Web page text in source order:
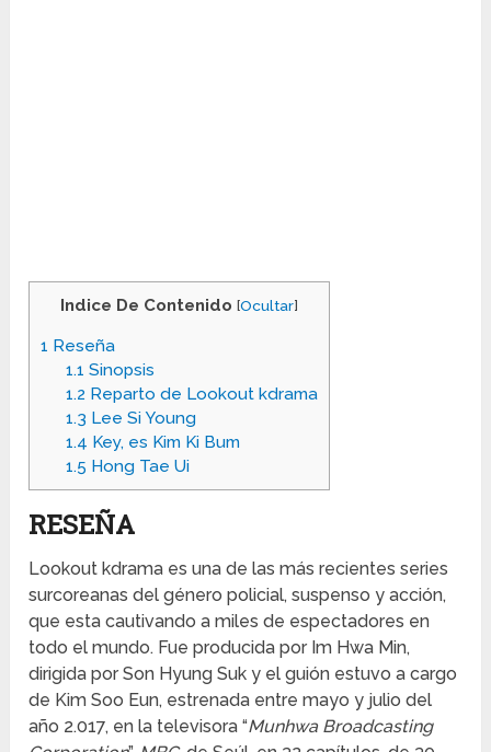
Indice De Contenido [Ocultar]
1 Reseña
1.1 Sinopsis
1.2 Reparto de Lookout kdrama
1.3 Lee Si Young
1.4 Key, es Kim Ki Bum
1.5 Hong Tae Ui
RESEÑA
Lookout kdrama es una de las más recientes series
surcoreanas del género policial, suspenso y acción,
que esta cautivando a miles de espectadores en
todo el mundo. Fue producida por Im Hwa Min,
dirigida por Son Hyung Suk y el guión estuvo a cargo
de Kim Soo Eun, estrenada entre mayo y julio del
año 2.017, en la televisora “Munhwa Broadcasting